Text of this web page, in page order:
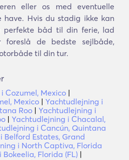
eller os med eventuelle
have. Hvis du stadig ikke kan
perfekte båd til din ferie, lad
foreslå de bedste sejlbåde,
til din tur.
Cozumel, Mexico |
Mexico | Yachtudlejning i
Roo | Yachtudlejning i
| Yachtudlejning i Chacalal,
i Cancún, Quintana
Belford Estates, Grand
i North Captiva, Florida
Florida (FL) |